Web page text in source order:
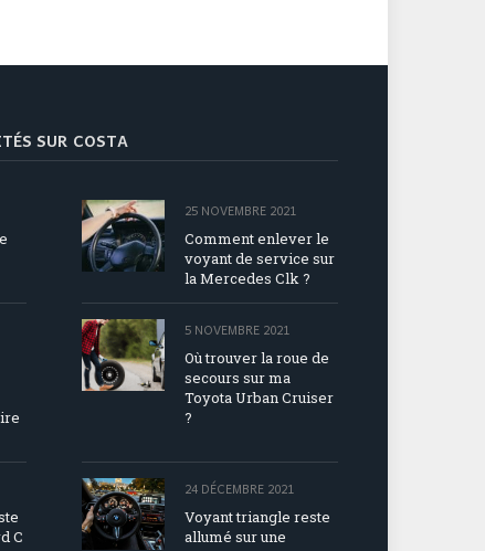
SUR COSTA
25 NOVEMBRE 2021
Comment enlever le
voyant de service sur
la Mercedes Clk ?
5 NOVEMBRE 2021
Où trouver la roue de
secours sur ma
Toyota Urban Cruiser
?
C
24 DÉCEMBRE 2021
Voyant triangle reste
allumé sur une